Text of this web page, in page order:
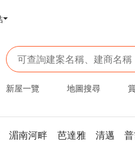
新屋一覽 地圖搜尋
湄南河畔 芭達雅 清邁